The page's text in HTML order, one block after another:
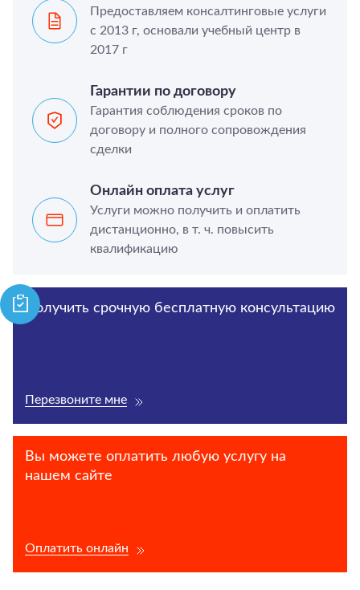
Предоставляем консалтинговые услуги
с 2013 г, основали учебный центр в
2017 г
Гарантии по договору
Гарантия соблюдения сроков по
договору и полного сопровождения
сделки
Онлайн оплата услуг
Услуги можно получить и оплатить
дистанционно, в т. ч. повысить
квалификацию
Получить срочную бесплатную консультацию
Перезвоните мне
Вы можете оплатить любую услугу на
нашем сайте
Оплатить онлайн